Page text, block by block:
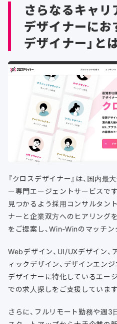
さらなるキャ
デザイナーにお
デザイナー」と
『クロスデザイナー』は、国内
ー専門エージェントサービスで
見つかるよう採用コンサルタン
ナーと企業双方へのヒアリング
をご提案し、Win-Winのマッチン
Webデザイン、UI/UXデザイン、
ィックデザイン、デザインエン
デザイナーに特化しているエー
での求人探しをご支援しています
さらに、フルリモート勤務や週3